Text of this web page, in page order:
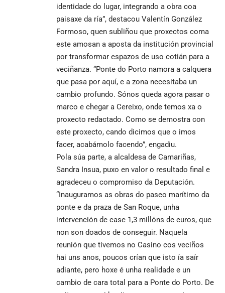
identidade do lugar, integrando a obra coa
paisaxe da ría”, destacou Valentín González
Formoso, quen subliñou que proxectos coma
este amosan a aposta da institución provincial
por transformar espazos de uso cotián para a
veciñanza. “Ponte do Porto namora a calquera
que pasa por aquí, e a zona necesitaba un
cambio profundo. Sónos queda agora pasar o
marco e chegar a Cereixo, onde temos xa o
proxecto redactado. Como se demostra con
este proxecto, cando dicimos que o imos
facer, acabámolo facendo”, engadiu.
Pola súa parte, a alcaldesa de Camariñas,
Sandra Insua, puxo en valor o resultado final e
agradeceu o compromiso da Deputación.
“Inauguramos as obras do paseo marítimo da
ponte e da praza de San Roque, unha
intervención de case 1,3 millóns de euros, que
non son doados de conseguir. Naquela
reunión que tivemos no Casino cos veciños
hai uns anos, poucos crían que isto ía saír
adiante, pero hoxe é unha realidade e un
cambio de cara total para a Ponte do Porto. De